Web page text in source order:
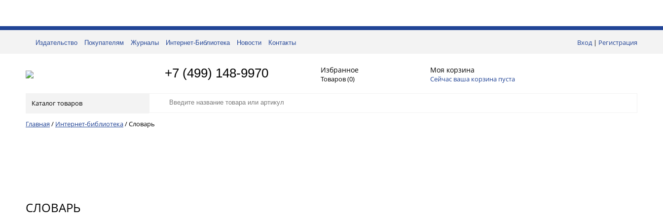
Вход| Регистрация
Издательство Покупателям Журналы Интернет-Библиотека Новости Контакты
+7 (499) 148-9970 Избранное
Товаров (0)
Моя корзина
Сейчас ваша корзина пуста
Каталог товаров
Главная / Интернет-библиотека/Словарь
СЛОВАРЬ